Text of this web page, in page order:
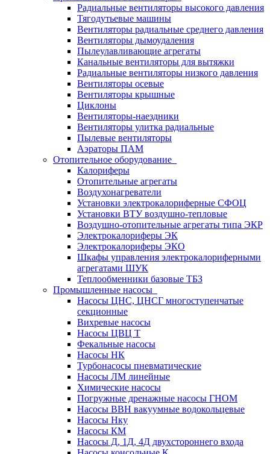
Радиальные вентиляторы высокого давления
Тягодутьевые машины
Вентиляторы радиальные среднего давления
Вентиляторы дымоудаления
Пылеулавливающие агрегаты
Канальные вентиляторы для вытяжки
Радиальные вентиляторы низкого давления
Вентиляторы осевые
Вентиляторы крышные
Циклоны
Вентиляторы-наездники
Вентиляторы улитка радиальные
Пылевые вентиляторы
Аэраторы ПАМ
Отопительное оборудование
Калориферы
Отопительные агрегаты
Воздухонагреватели
Установки электрокалориферные СФОЦ
Установки ВТУ воздушно-тепловые
Воздушно-отопительные агрегаты типа ЭКР
Электрокалориферы ЭК
Электрокалориферы ЭКО
Шкафы управления электрокалориферными
агрегатами ШУК
Теплообменники базовые ТБЗ
Промышленные насосы
Насосы ЦНС, ЦНСГ многоступенчатые
секционные
Вихревые насосы
Насосы ЦВЦ Т
Фекальные насосы
Насосы НК
Турбонасосы пневматические
Насосы ЛМ линейные
Химические насосы
Погружные дренажные насосы ГНОМ
Насосы ВВН вакуумные водокольцевые
Насосы Нку
Насосы КМ
Насосы Д, 1Д, 4Д двухстороннего входа